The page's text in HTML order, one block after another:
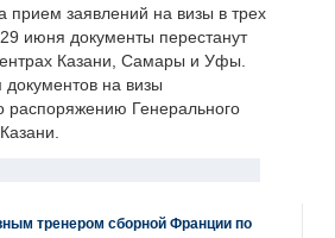
прием заявлений на визы в трех
июня документы перестанут
Казани, Самары и Уфы.
на визы
распоряжению Генерального
тренером сборной Франции по